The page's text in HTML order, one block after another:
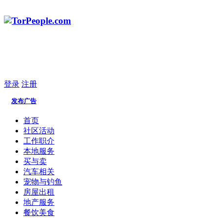
登录 注册
发布广告
首页
社区活动
工作职介
本地服务
买与卖
汽车相关
宠物与钓鱼
房屋出租
地产服务
餐饮美食